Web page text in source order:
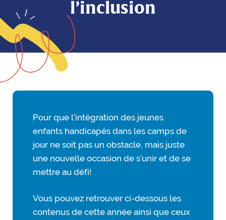
l’inclusion
Pour que l’intégration des jeunes
enfants handicapés dans les camps de
jour ne soit pas un obstacle, mais juste
une nouvelle occasion de s’unir et de se
mettre au défi!
Vous pouvez retrouver ci-dessous les
contenus de cette année ainsi que ceux